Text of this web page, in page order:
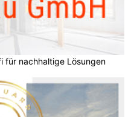
für nachhaltige Lösungen